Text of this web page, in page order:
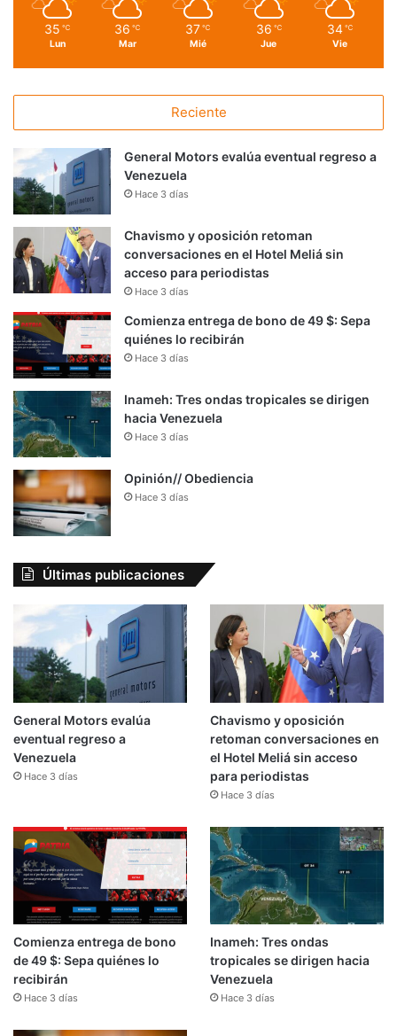
35 ℃
Lun
36 ℃
Mar
37 ℃
Mié
36 ℃
Jue
34 ℃
Vie
Reciente
General Motors evalúa eventual regreso a
Venezuela
Hace 3 días
Chavismo y oposición retoman
conversaciones en el Hotel Meliá sin
acceso para periodistas
Hace 3 días
Comienza entrega de bono de 49 $: Sepa
quiénes lo recibirán
Hace 3 días
Inameh: Tres ondas tropicales se dirigen
hacia Venezuela
Hace 3 días
Opinión// Obediencia
Hace 3 días
Últimas publicaciones
General Motors evalúa
eventual regreso a
Venezuela
Hace 3 días
Chavismo y oposición
retoman conversaciones en
el Hotel Meliá sin acceso
para periodistas
Hace 3 días
Comienza entrega de bono
de 49 $: Sepa quiénes lo
recibirán
Hace 3 días
Inameh: Tres ondas
tropicales se dirigen hacia
Venezuela
Hace 3 días